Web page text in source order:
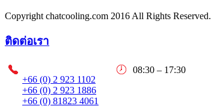
Copyright chatcooling.com 2016 All Rights Reserved.
ติดต่อเรา
+66 (0) 2 923 1102
+66 (0) 2 923 1886
+66 (0) 81823 4061
08:30 – 17:30